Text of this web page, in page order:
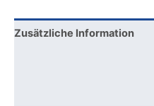
Zusätzliche Information